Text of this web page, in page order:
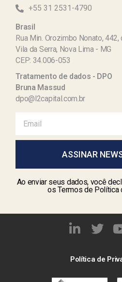
+55 31 2531-4790
Brasil
Rua Min. Orozimbo Nonato,
Vila da Serra, Nova Lima - MG
CEP: 34.006-053
Tratamento de dados - DPO
Bruna Massud
dpo@l2capital.com.br
ASSINAR
Ao enviar seus dados, você
os Termos de Política
Política de